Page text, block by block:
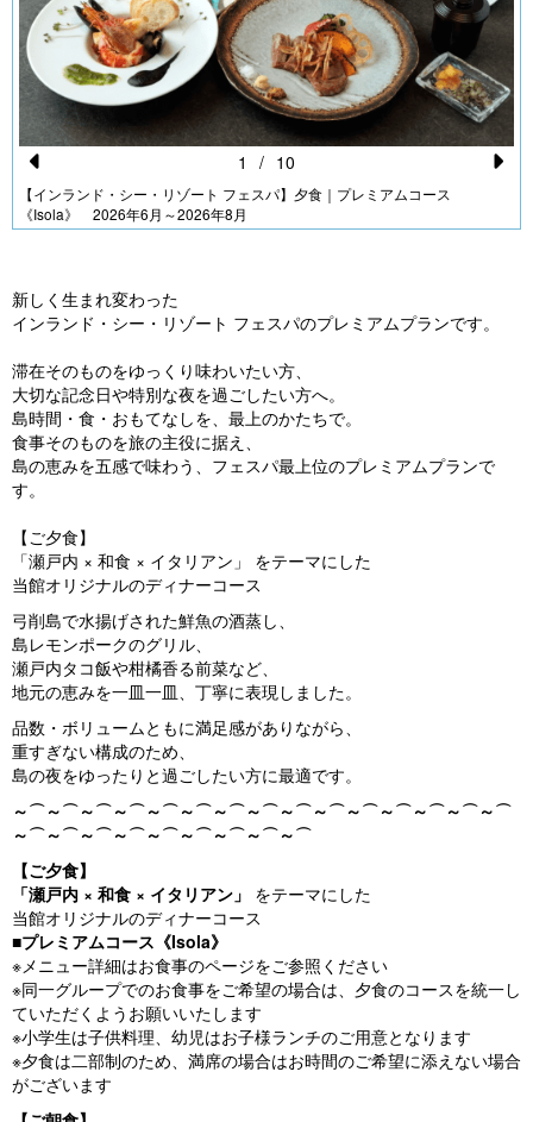
Pr
e
o
u
s
【インランド・シー・リゾート フェスパ】夕食｜プレミアムコース
《Isola》 2026年6月～2026年8月
e
1 / 10
新しく生まれ変わった
インランド・シー・リゾート フェスパのプレミアムプランです。
滞在そのものをゆっくり味わいたい方、
大切な記念日や特別な夜を過ごしたい方へ。
島時間・食・おもてなしを、最上のかたちで。
食事そのものを旅の主役に据え、
島の恵みを五感で味わう、フェスパ最上位のプレミアムプランで
す。
【ご夕食】
「瀬戸内 × 和食 × イタリアン」 をテーマにした
当館オリジナルのディナーコース
弓削島で水揚げされた鮮魚の酒蒸し、
島レモンポークのグリル、
瀬戸内タコ飯や柑橘香る前菜など、
地元の恵みを一皿一皿、丁寧に表現しました。
品数・ボリュームともに満足感がありながら、
重すぎない構成のため、
島の夜をゆったりと過ごしたい方に最適です。
～⌒～⌒～⌒～⌒～⌒～⌒～⌒～⌒～⌒～⌒～⌒～⌒～⌒～⌒～⌒
～⌒～⌒～⌒～⌒～⌒～⌒～⌒～⌒～⌒
【ご夕食】
「瀬戸内 × 和食 × イタリアン」 をテーマにした
当館オリジナルのディナーコース
■プレミアムコース《Isola》
※メニュー詳細はお食事のページをご参照ください
※同一グループでのお食事をご希望の場合は、夕食のコースを統一し
ていただくようお願いいたします
※小学生は子供料理、幼児はお子様ランチのご用意となります
※夕食は二部制のため、満席の場合はお時間のご希望に添えない場合
がございます